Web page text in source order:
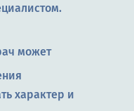
может
характер и